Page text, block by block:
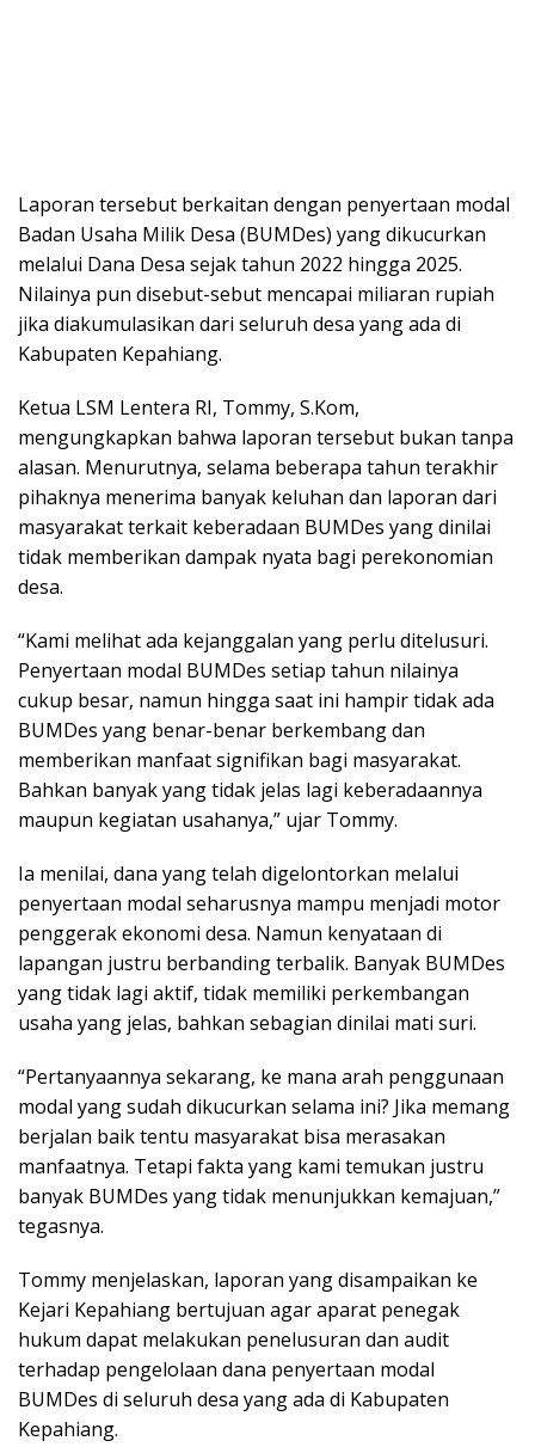
Laporan tersebut berkaitan dengan penyertaan modal
Badan Usaha Milik Desa (BUMDes) yang dikucurkan
melalui Dana Desa sejak tahun 2022 hingga 2025.
Nilainya pun disebut-sebut mencapai miliaran rupiah
jika diakumulasikan dari seluruh desa yang ada di
Kabupaten Kepahiang.
Ketua LSM Lentera RI, Tommy, S.Kom,
mengungkapkan bahwa laporan tersebut bukan tanpa
alasan. Menurutnya, selama beberapa tahun terakhir
pihaknya menerima banyak keluhan dan laporan dari
masyarakat terkait keberadaan BUMDes yang dinilai
tidak memberikan dampak nyata bagi perekonomian
desa.
“Kami melihat ada kejanggalan yang perlu ditelusuri.
Penyertaan modal BUMDes setiap tahun nilainya
cukup besar, namun hingga saat ini hampir tidak ada
BUMDes yang benar-benar berkembang dan
memberikan manfaat signifikan bagi masyarakat.
Bahkan banyak yang tidak jelas lagi keberadaannya
maupun kegiatan usahanya,” ujar Tommy.
Ia menilai, dana yang telah digelontorkan melalui
penyertaan modal seharusnya mampu menjadi motor
penggerak ekonomi desa. Namun kenyataan di
lapangan justru berbanding terbalik. Banyak BUMDes
yang tidak lagi aktif, tidak memiliki perkembangan
usaha yang jelas, bahkan sebagian dinilai mati suri.
“Pertanyaannya sekarang, ke mana arah penggunaan
modal yang sudah dikucurkan selama ini? Jika memang
berjalan baik tentu masyarakat bisa merasakan
manfaatnya. Tetapi fakta yang kami temukan justru
banyak BUMDes yang tidak menunjukkan kemajuan,”
tegasnya.
Tommy menjelaskan, laporan yang disampaikan ke
Kejari Kepahiang bertujuan agar aparat penegak
hukum dapat melakukan penelusuran dan audit
terhadap pengelolaan dana penyertaan modal
BUMDes di seluruh desa yang ada di Kabupaten
Kepahiang.